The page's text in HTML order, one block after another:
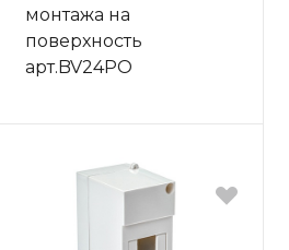
монтажа на
поверхность
арт.BV24PO